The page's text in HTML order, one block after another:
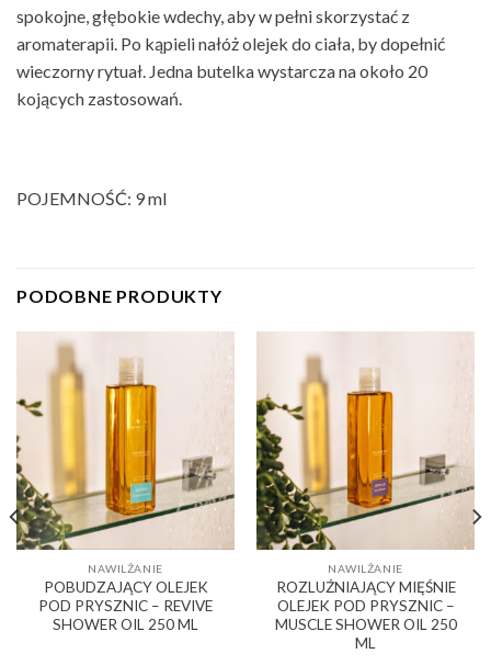
spokojne, głębokie wdechy, aby w pełni skorzystać z
aromaterapii. Po kąpieli nałóż olejek do ciała, by dopełnić
wieczorny rytuał. Jedna butelka wystarcza na około 20
kojących zastosowań.
POJEMNOŚĆ: 9 ml
PODOBNE PRODUKTY
NAWILŻANIE
POBUDZAJĄCY OLEJEK
POD PRYSZNIC – REVIVE
SHOWER OIL 250 ML
NAWILŻANIE
ROZLUŹNIAJĄCY MIĘŚNIE
OLEJEK POD PRYSZNIC –
MUSCLE SHOWER OIL 250
ML